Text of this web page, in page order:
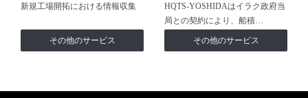
新規工場開拓における情報収集
その他のサービス
HQTS-YOSHIDAはイラク政府当
局との契約により、船積…
その他のサービス